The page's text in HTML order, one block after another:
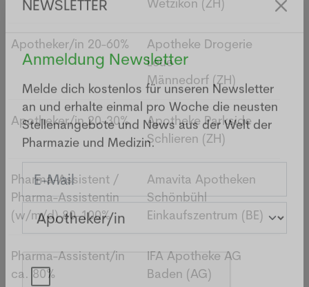
Apotheker/in 20-60%
Apotheke Drogerie
Leue
Männedorf (ZH)
Apotheker/in20-30%
Apotheke Parkside
Schlieren (ZH)
Pharma-Assistent /
Pharma-Assistentin
(w/m/d)80-100%
Amavita Apotheken
Schönbühl
Einkaufszentrum (BE)
Pharma-Assistent/in
ca. 80%
IFA Apotheke AG
Baden (AG)
Anmeldung Newsletter
Melde dich kostenlos für unseren Newsletter
an und erhalte einmal pro Woche die neusten
Stellenangebote und News aus der Welt der
Pharmazie und Medizin.